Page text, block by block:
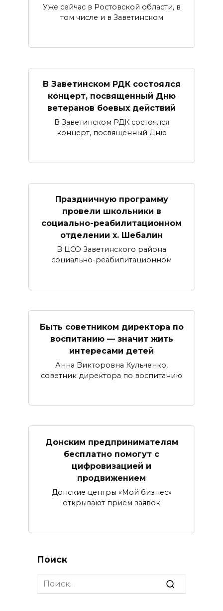
Уже сейчас в Ростовской области, в
том числе и в Заветинском
В Заветинском РДК состоялся
концерт, посвященный Дню
ветеранов боевых действий
В Заветинском РДК состоялся
концерт, посвящённый Дню
Праздничную программу
провели школьники в
социально-реабилитационном
отделении х. Шебалин
В ЦСО Заветинского района
социально-реабилитационном
Быть советником директора по
воспитанию — значит жить
интересами детей
Анна Викторовна Кульченко,
советник директора по воспитанию
Донским предпринимателям
бесплатно помогут с
цифровизацией и
продвижением
Донские центры «Мой бизнес»
открывают прием заявок
Поиск
Search
for: